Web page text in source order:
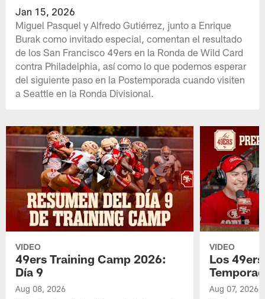
Jan 15, 2026
Miguel Pasquel y Alfredo Gutiérrez, junto a Enrique
Burak como invitado especial, comentan el resultado
de los San Francisco 49ers en la Ronda de Wild Card
contra Philadelphia, así como lo que podemos esperar
del siguiente paso en la Postemporada cuando visiten
a Seattle en la Ronda Divisional.
VIDEO
49ers Training Camp 2026:
Día 9
Aug 08, 2026
VIDEO
Los
Aug 07, 2026